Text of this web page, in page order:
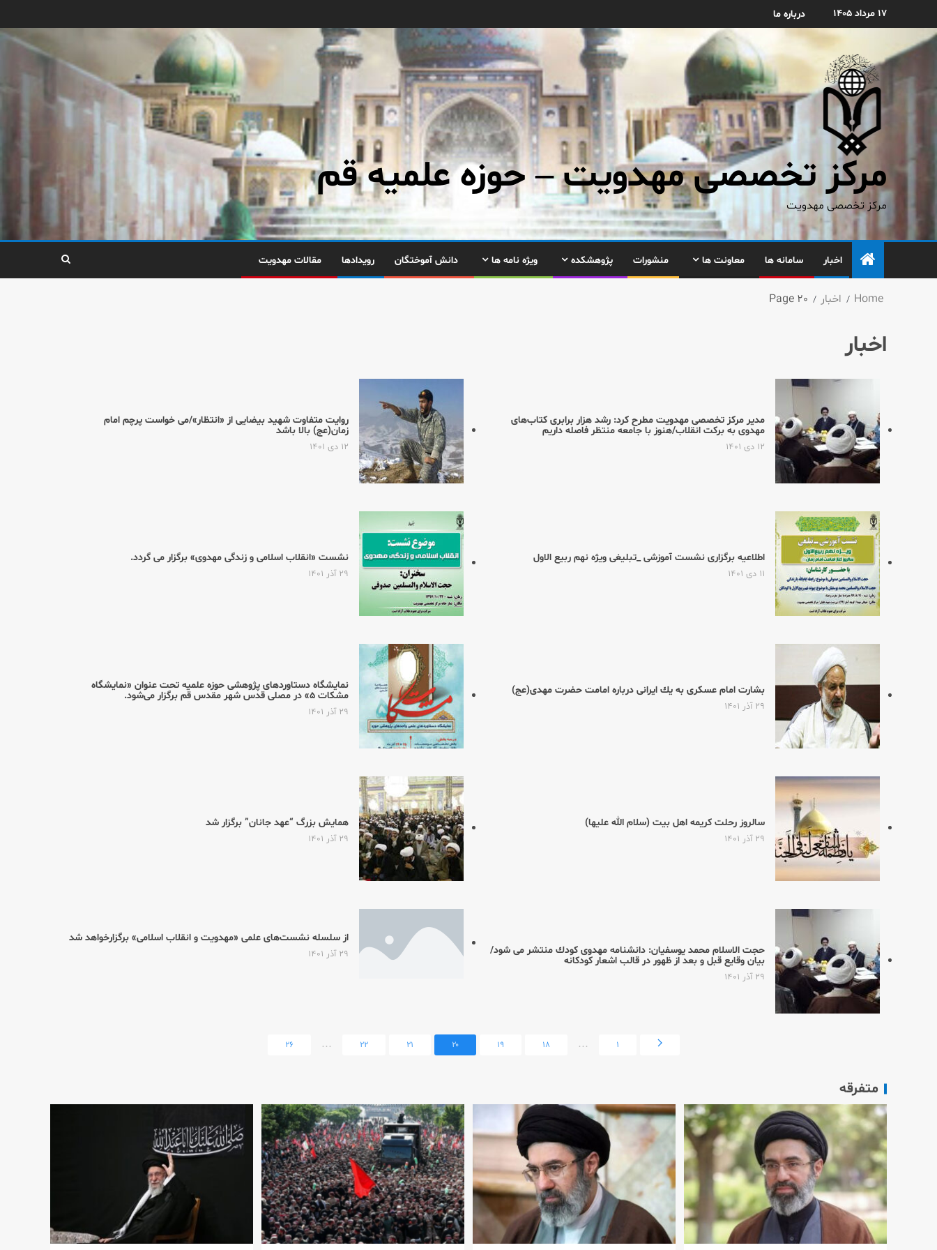
۱۷ مرداد ۱۴۰۵ درباره ما
مرکز تخصصی مهدویت – حوزه علمیه قم
مرکز تخصصی مهدویت
اخبار سامانه ها معاونت ها منشورات پژوهشکده ویژه نامه ها دانش آموختگان رویدادها مقالات مهدویت
Home اخبار Page 20
اخبار
مدیر مركز تخصصی مهدویت مطرح كرد: رشد هزار برابری كتاب‌های
مهدوی به بركت انقلاب/هنوز با جامعه منتظر فاصله داریم
۱۲ دی ۱۴۰۱
روایت متفاوت شهید بیضایی از «انتظار»/می خواست پرچم امام
زمان(عج) بالا باشد
۱۲ دی ۱۴۰۱
اطلاعیه برگزاری نشست آموزشی _تبلیغی ویژه نهم ربیع الاول
۱۱ دی ۱۴۰۱
نشست «انقلاب اسلامی و زندگی مهدوی» برگزار می گردد.
۲۹ آذر ۱۴۰۱
بشارت امام عسكری به یك ایرانی درباره امامت حضرت مهدی(عج)
۲۹ آذر ۱۴۰۱
نمایشگاه دستاوردهای پژوهشی حوزه علمیه تحت عنوان «نمایشگاه
مشكات ۵» در مصلی قدس شهر مقدس قم برگزار می‌شود.
۲۹ آذر ۱۴۰۱
سالروز رحلت كریمه اهل بیت (سلام الله علیها)
۲۹ آذر ۱۴۰۱
همایش بزرگ “عهد جانان” برگزار شد
۲۹ آذر ۱۴۰۱
حجت الاسلام محمد یوسفیان: دانشنامه مهدوی كودك منتشر می شود/
بیان وقایع قبل و بعد از ظهور در قالب اشعار كودكانه
۲۹ آذر ۱۴۰۱
از سلسله نشست‌های علمی «مهدویت و انقلاب اسلامی» برگزارخواهد شد
۲۹ آذر ۱۴۰۱
۱ ... ۱۸ ۱۹ ۲۰ ۲۱ ۲۲ ... ۲۶
متفرقه